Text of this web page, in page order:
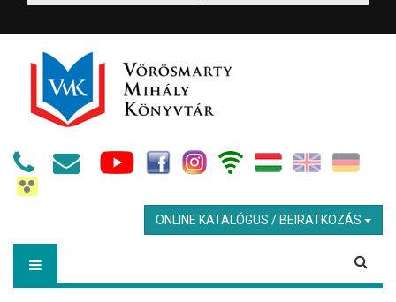
ONLINE KATALÓGUS / BEIRATKOZÁS